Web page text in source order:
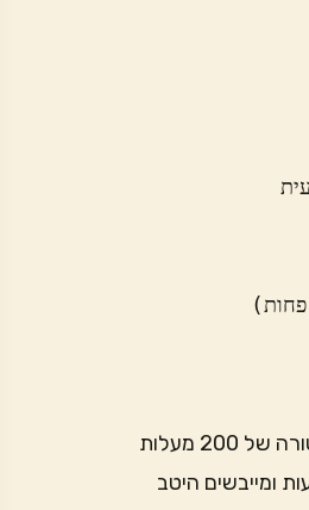
מעלות
ומייבשים היטב